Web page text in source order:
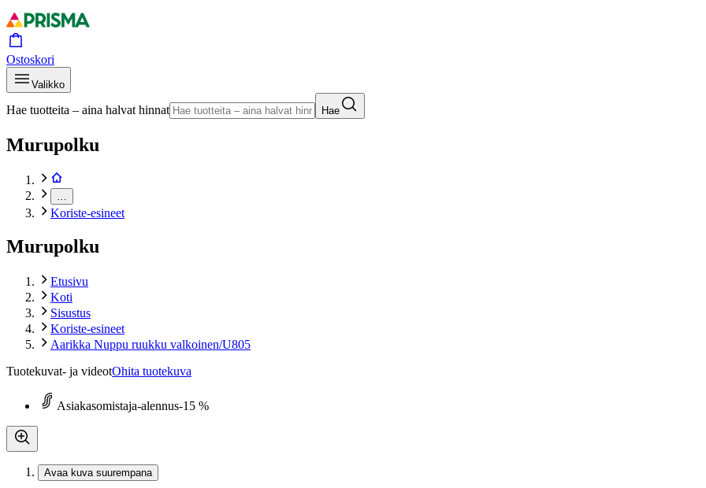
Ostoskori
Valikko
Hae tuotteita – aina halvat hinnat Hae
Murupolku
Koriste-esineet
Murupolku
Etusivu
Koti
Sisustus
Koriste-esineet
Aarikka Nuppu ruukku valkoinen/U805
Tuotekuvat- ja videotOhita tuotekuva
Asiakasomistaja-alennus-15 %
Avaa kuva suurempana